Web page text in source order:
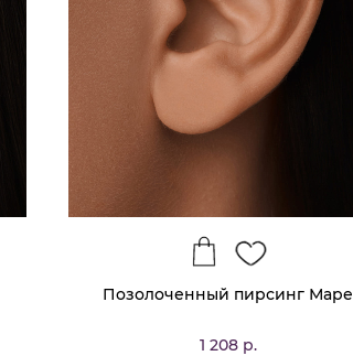
Позолоченный пирсинг Маре
1 208 р.